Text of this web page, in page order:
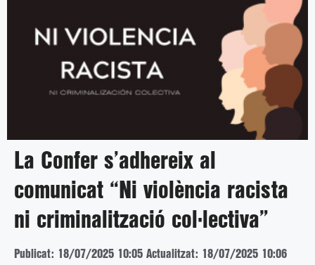
La Confer s’adhereix al
comunicat “Ni violència racista
ni criminalització col·lectiva”
Publicat: 18/07/2025 10:05 Actualitzat: 18/07/2025 10:06